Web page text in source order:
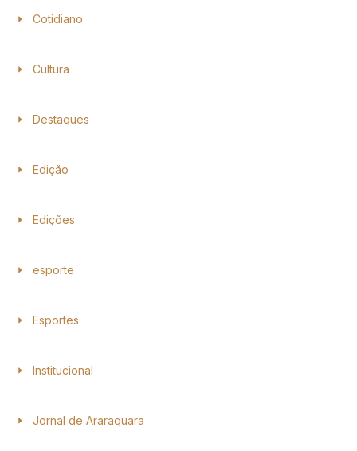
Cotidiano
Cultura
Destaques
Edição
Edições
esporte
Esportes
Institucional
Jornal de Araraquara